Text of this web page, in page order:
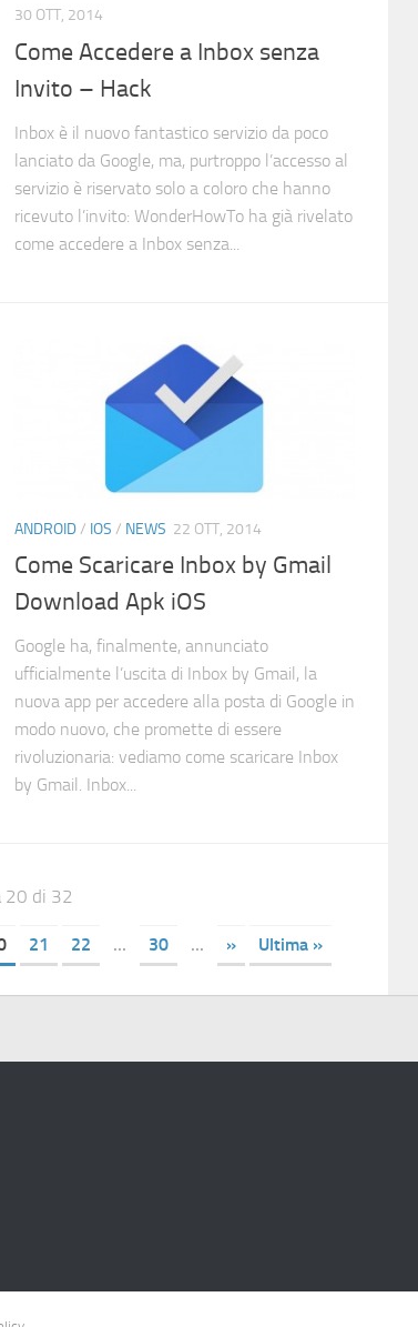
30 OTT, 2014
Come Accedere a Inbox senza
Invito – Hack
Inbox è il nuovo fantastico servizio da poco
lanciato da Google, ma, purtroppo l’accesso al
servizio è riservato solo a coloro che hanno
ricevuto l’invito: WonderHowTo ha già rivelato
come accedere a Inbox senza...
ANDROID/ IOS / NEWS 22 OTT, 2014
Come Scaricare Inbox by Gmail
Download Apk iOS
Google ha, finalmente, annunciato
ufficialmente l’uscita di Inbox by Gmail, la
nuova app per accedere alla posta di Google in
modo nuovo, che promette di essere
rivoluzionaria: vediamo come scaricare Inbox
by Gmail. Inbox...
20 di 32
21 22 ... 30 ... » Ultima »